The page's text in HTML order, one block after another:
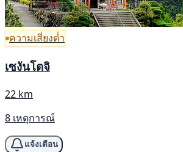
ความเสี่ยงต่ำ
เซงันโตจิ
22 km
8 เหตุการณ์
แจ้งเตือน